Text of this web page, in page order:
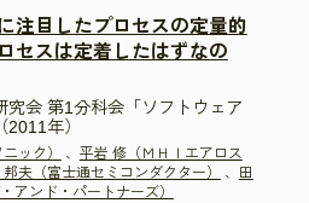
注目したプロセスの定量的
セスは定着したはずなの
究会 第1分科会「ソフトウェア
年）
ック） 、 平岩 修（ＭＨＩエアロス
夫（富士通セミコンダクター） 、 田
アンド・パートナーズ）